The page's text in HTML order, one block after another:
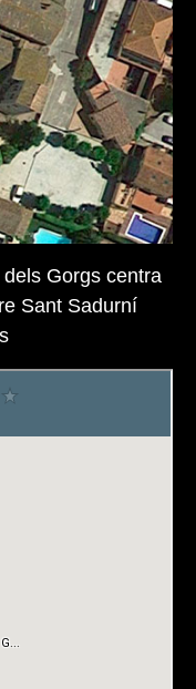
Gorgs centra
Sant Sadurní